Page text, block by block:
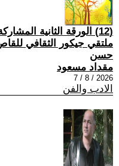
(12) الورقة الثانية
ملتقي جيكور الثقافي
حسن
مقداد مسعود
2026 / 8 / 7
الادب والفن